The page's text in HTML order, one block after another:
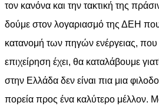
τον κανόνα και την τακτική της
δούμε στον λογαριασμό της ΔΕΗ που
κατανομή των πηγών ενέργειας, που
επιχείρηση έχει, θα καταλάβουμε
στην Ελλάδα δεν είναι πια μια
πορεία προς ένα καλύτερο μέλλον.